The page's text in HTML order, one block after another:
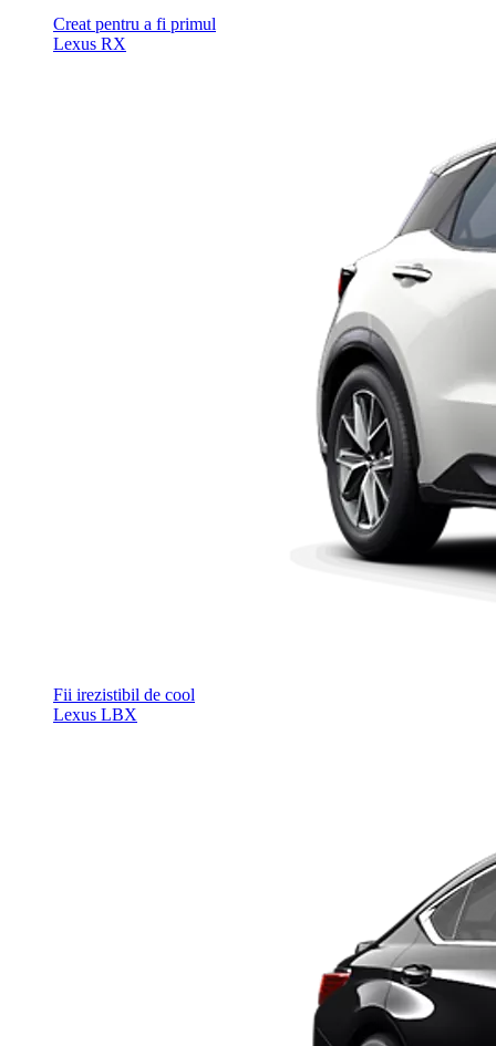
Creat pentru a fi primul
Lexus RX
Fii irezistibil de cool
Lexus LBX